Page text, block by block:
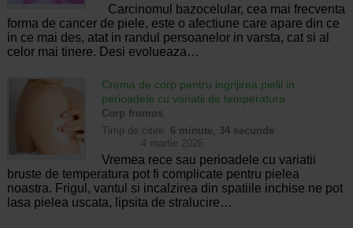
Carcinomul bazocelular, cea mai frecventa
forma de cancer de piele, este o afectiune care apare din ce
in ce mai des, atat in randul persoanelor in varsta, cat si al
celor mai tinere. Desi evolueaza…
Crema de corp pentru ingrijirea pielii in
perioadele cu variatii de temperatura
Corp frumos
Timp de citire: 6 minute, 34 secunde
4 martie 2026
Vremea rece sau perioadele cu variatii
bruste de temperatura pot fi complicate pentru pielea
noastra. Frigul, vantul si incalzirea din spatiile inchise ne pot
lasa pielea uscata, lipsita de stralucire…